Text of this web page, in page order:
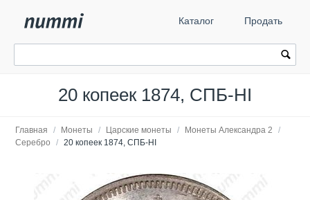
Каталог Продать
20 копеек 1874, СПБ-HI
Главная / Монеты / Царские монеты / Монеты Александра 2
/
Серебро
/ 20 копеек 1874, СПБ-HI